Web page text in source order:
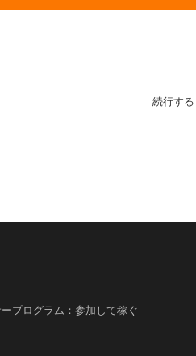
続行す
プログラム：参加して稼ぐ